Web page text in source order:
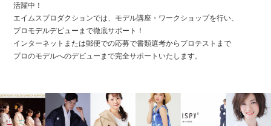
活躍中！
エイムスプロダクションでは、モデル講座・ワークショップを行い、
プロモデルデビューまで徹底サポート！
インターネットまたは郵便での応募で書類選考からプロテストまで
プロのモデルへのデビューまで完全サポートいたします。